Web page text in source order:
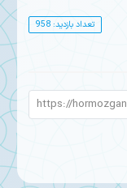
تعداد بازدید: 958